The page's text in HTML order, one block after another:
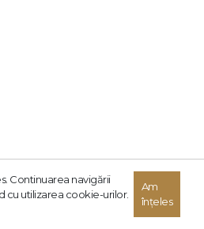
Continuarea navigării
cu utilizarea cookie-urilor.
Am
înțeles